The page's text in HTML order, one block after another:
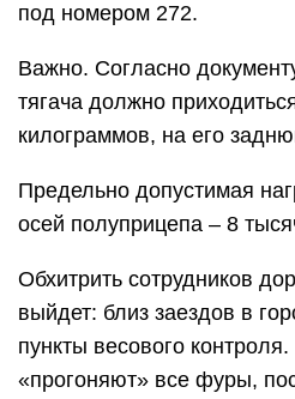
под номером 272.
Важно. Согласно
тягача должно
килограммов, на его
Предельно допустимая
осей полуприцепа – 8
Обхитрить сотрудников
выйдет: близ заездов в
пункты весового
«прогоняют» все фуры,